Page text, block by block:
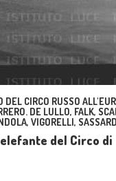
CIRCO RUSSO
DE LULLO, FALK,
VIGORELLI,
del Circo